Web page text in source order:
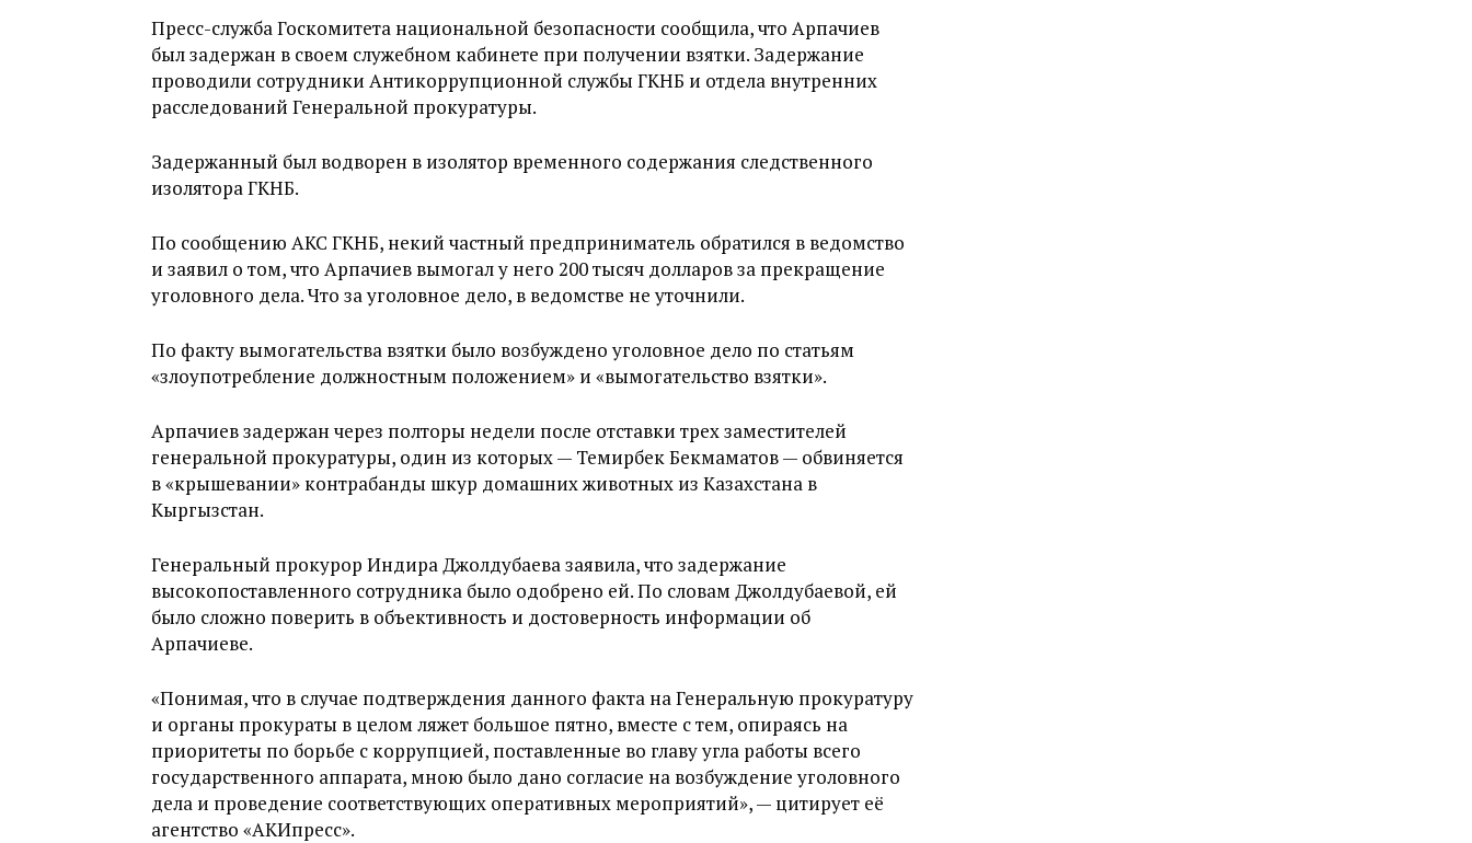
Пресс-служба Госкомитета национальной безопасности сообщила, что Арпачиев
был задержан в своем служебном кабинете при получении взятки. Задержание
проводили сотрудники Антикоррупционной службы ГКНБ и отдела внутренних
расследований Генеральной прокуратуры.
Задержанный был водворен в изолятор временного содержания следственного
изолятора ГКНБ.
По сообщению АКС ГКНБ, некий частный предприниматель обратился в ведомство
и заявил о том, что Арпачиев вымогал у него 200 тысяч долларов за прекращение
уголовного дела. Что за уголовное дело, в ведомстве не уточнили.
По факту вымогательства взятки было возбуждено уголовное дело по статьям
«злоупотребление должностным положением» и «вымогательство взятки».
Арпачиев задержан через полторы недели после отставки трех заместителей
генеральной прокуратуры, один из которых — Темирбек Бекмаматов — обвиняется
в «крышевании» контрабанды шкур домашних животных из Казахстана в
Кыргызстан.
Генеральный прокурор Индира Джолдубаева заявила, что задержание
высокопоставленного сотрудника было одобрено ей. По словам Джолдубаевой, ей
было сложно поверить в объективность и достоверность информации об
Арпачиеве.
«Понимая, что в случае подтверждения данного факта на Генеральную прокуратуру
и органы прокураты в целом ляжет большое пятно, вместе с тем, опираясь на
приоритеты по борьбе с коррупцией, поставленные во главу угла работы всего
государственного аппарата, мною было дано согласие на возбуждение уголовного
дела и проведение соответствующих оперативных мероприятий», — цитирует её
агентство «АКИпресс».